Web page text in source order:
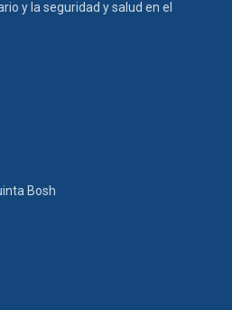
y la seguridad y salud en el
Bosh